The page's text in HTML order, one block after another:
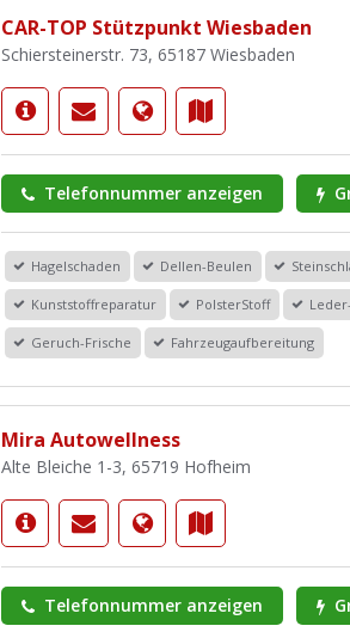
CAR-TOP Stützpunkt Wiesbaden
Schiersteinerstr. 73, 65187 Wiesbaden
Telefonnummer anzeigen
Hagelschaden Dellen-Beulen
Kunststoffreparatur PolsterStoff
Geruch-Frische Fahrzeugaufbereitung
Mira Autowellness
Alte Bleiche 1-3, 65719 Hofheim
Telefonnummer anzeigen